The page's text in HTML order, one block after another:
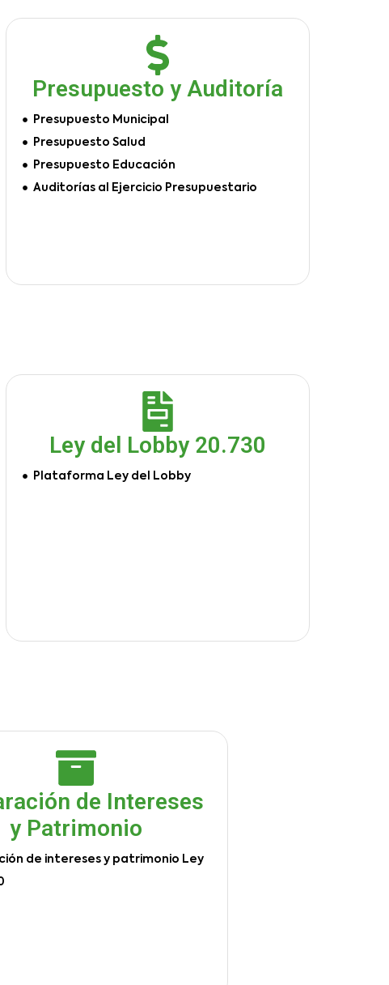
Presupuesto y Auditoría
Presupuesto Municipal
Presupuesto Salud
Presupuesto Educación
Auditorías al Ejercicio Presupuestario
Ley del Lobby 20.730
Plataforma Ley del Lobby
de Intereses
y Patrimonio
de intereses y patrimonio Ley